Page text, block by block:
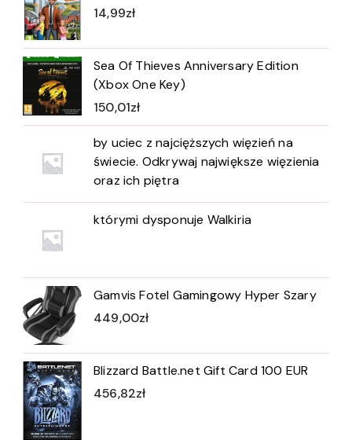
14,99zł
Sea Of Thieves Anniversary Edition
(Xbox One Key)
150,01zł
by uciec z najcięższych więzień na
świecie. Odkrywaj największe więzienia
oraz ich piętra
którymi dysponuje Walkiria
Gamvis Fotel Gamingowy Hyper Szary
449,00zł
Blizzard Battle.net Gift Card 100 EUR
456,82zł